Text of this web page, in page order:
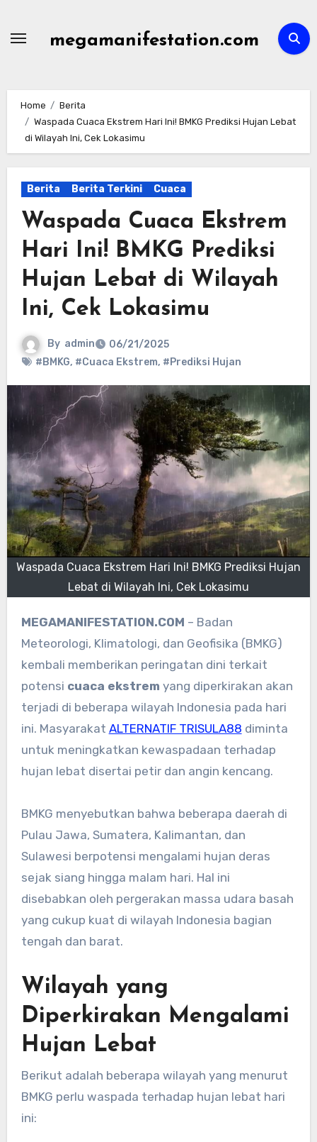
megamanifestation.com
Home
Berita
Waspada Cuaca Ekstrem Hari Ini! BMKG Prediksi Hujan Lebat
di Wilayah Ini, Cek Lokasimu
Berita Berita Terkini Cuaca
Waspada Cuaca Ekstrem
Hari Ini! BMKG Prediksi
Hujan Lebat di Wilayah
Ini, Cek Lokasimu
By admin
06/21/2025
#BMKG, #Cuaca Ekstrem, #Prediksi Hujan
Waspada Cuaca Ekstrem Hari Ini! BMKG Prediksi Hujan
Lebat di Wilayah Ini, Cek Lokasimu
MEGAMANIFESTATION.COM – Badan
Meteorologi, Klimatologi, dan Geofisika (BMKG)
kembali memberikan peringatan dini terkait
potensi cuaca ekstrem yang diperkirakan akan
terjadi di beberapa wilayah Indonesia pada hari
ini. Masyarakat ALTERNATIF TRISULA88 diminta
untuk meningkatkan kewaspadaan terhadap
hujan lebat disertai petir dan angin kencang.
BMKG menyebutkan bahwa beberapa daerah di
Pulau Jawa, Sumatera, Kalimantan, dan
Sulawesi berpotensi mengalami hujan deras
sejak siang hingga malam hari. Hal ini
disebabkan oleh pergerakan massa udara basah
yang cukup kuat di wilayah Indonesia bagian
tengah dan barat.
Wilayah yang
Diperkirakan Mengalami
Hujan Lebat
Berikut adalah beberapa wilayah yang menurut
BMKG perlu waspada terhadap hujan lebat hari
ini: